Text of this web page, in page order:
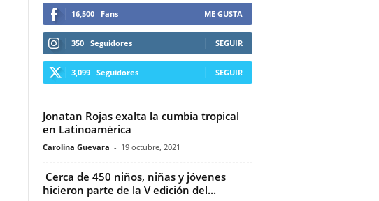
16,500 Fans ME GUSTA
350 Seguidores SEGUIR
3,099 Seguidores SEGUIR
Jonatan Rojas exalta la cumbia tropical
en Latinoamérica
Carolina Guevara - 19 octubre, 2021
Cerca de 450 niños, niñas y jóvenes
hicieron parte de la V edición del...